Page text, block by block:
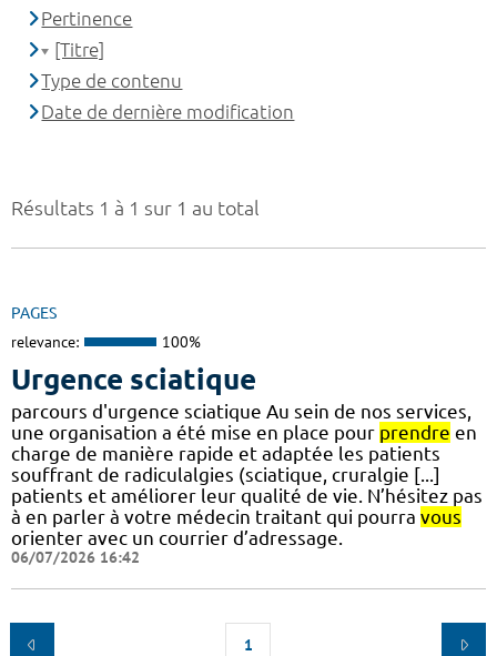
Résultats 1 à 1 sur 1 au total
PAGES
relevance: 100%
Urgence sciatique
parcours d'urgence sciatique Au sein de nos services,
une organisation a été mise en place pour prendre en
charge de manière rapide et adaptée les patients
souffrant de radiculalgies (sciatique, cruralgie [...]
patients et améliorer leur qualité de vie. N’hésitez pas
à en parler à votre médecin traitant qui pourra vous
orienter avec un courrier d’adressage.
06/07/2026 16:42
1
Pertinence
[Titre]
Type de contenu
Date de dernière modification